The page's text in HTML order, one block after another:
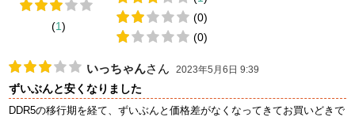
(1)
(0)
(0)
いっちゃんさん 2023年5月6日 9:39
ずいぶんと安くなりました
DDR5の移行期を経て、ずいぶんと価格差がなくなってきてお買いどきで